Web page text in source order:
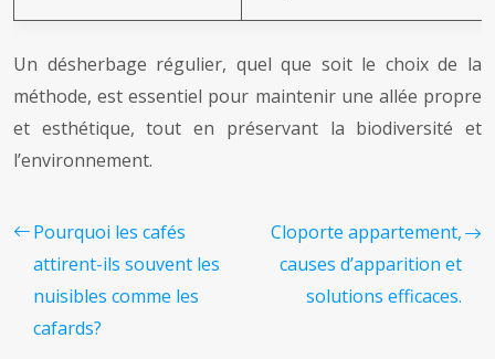
Un désherbage régulier, quel que soit le choix de la
méthode, est essentiel pour maintenir une allée propre
et esthétique, tout en préservant la biodiversité et
l’environnement.
Pourquoi les cafés
attirent-ils souvent les
nuisibles comme les
cafards?
Cloporte appartement,
causes d’apparition et
solutions efficaces.